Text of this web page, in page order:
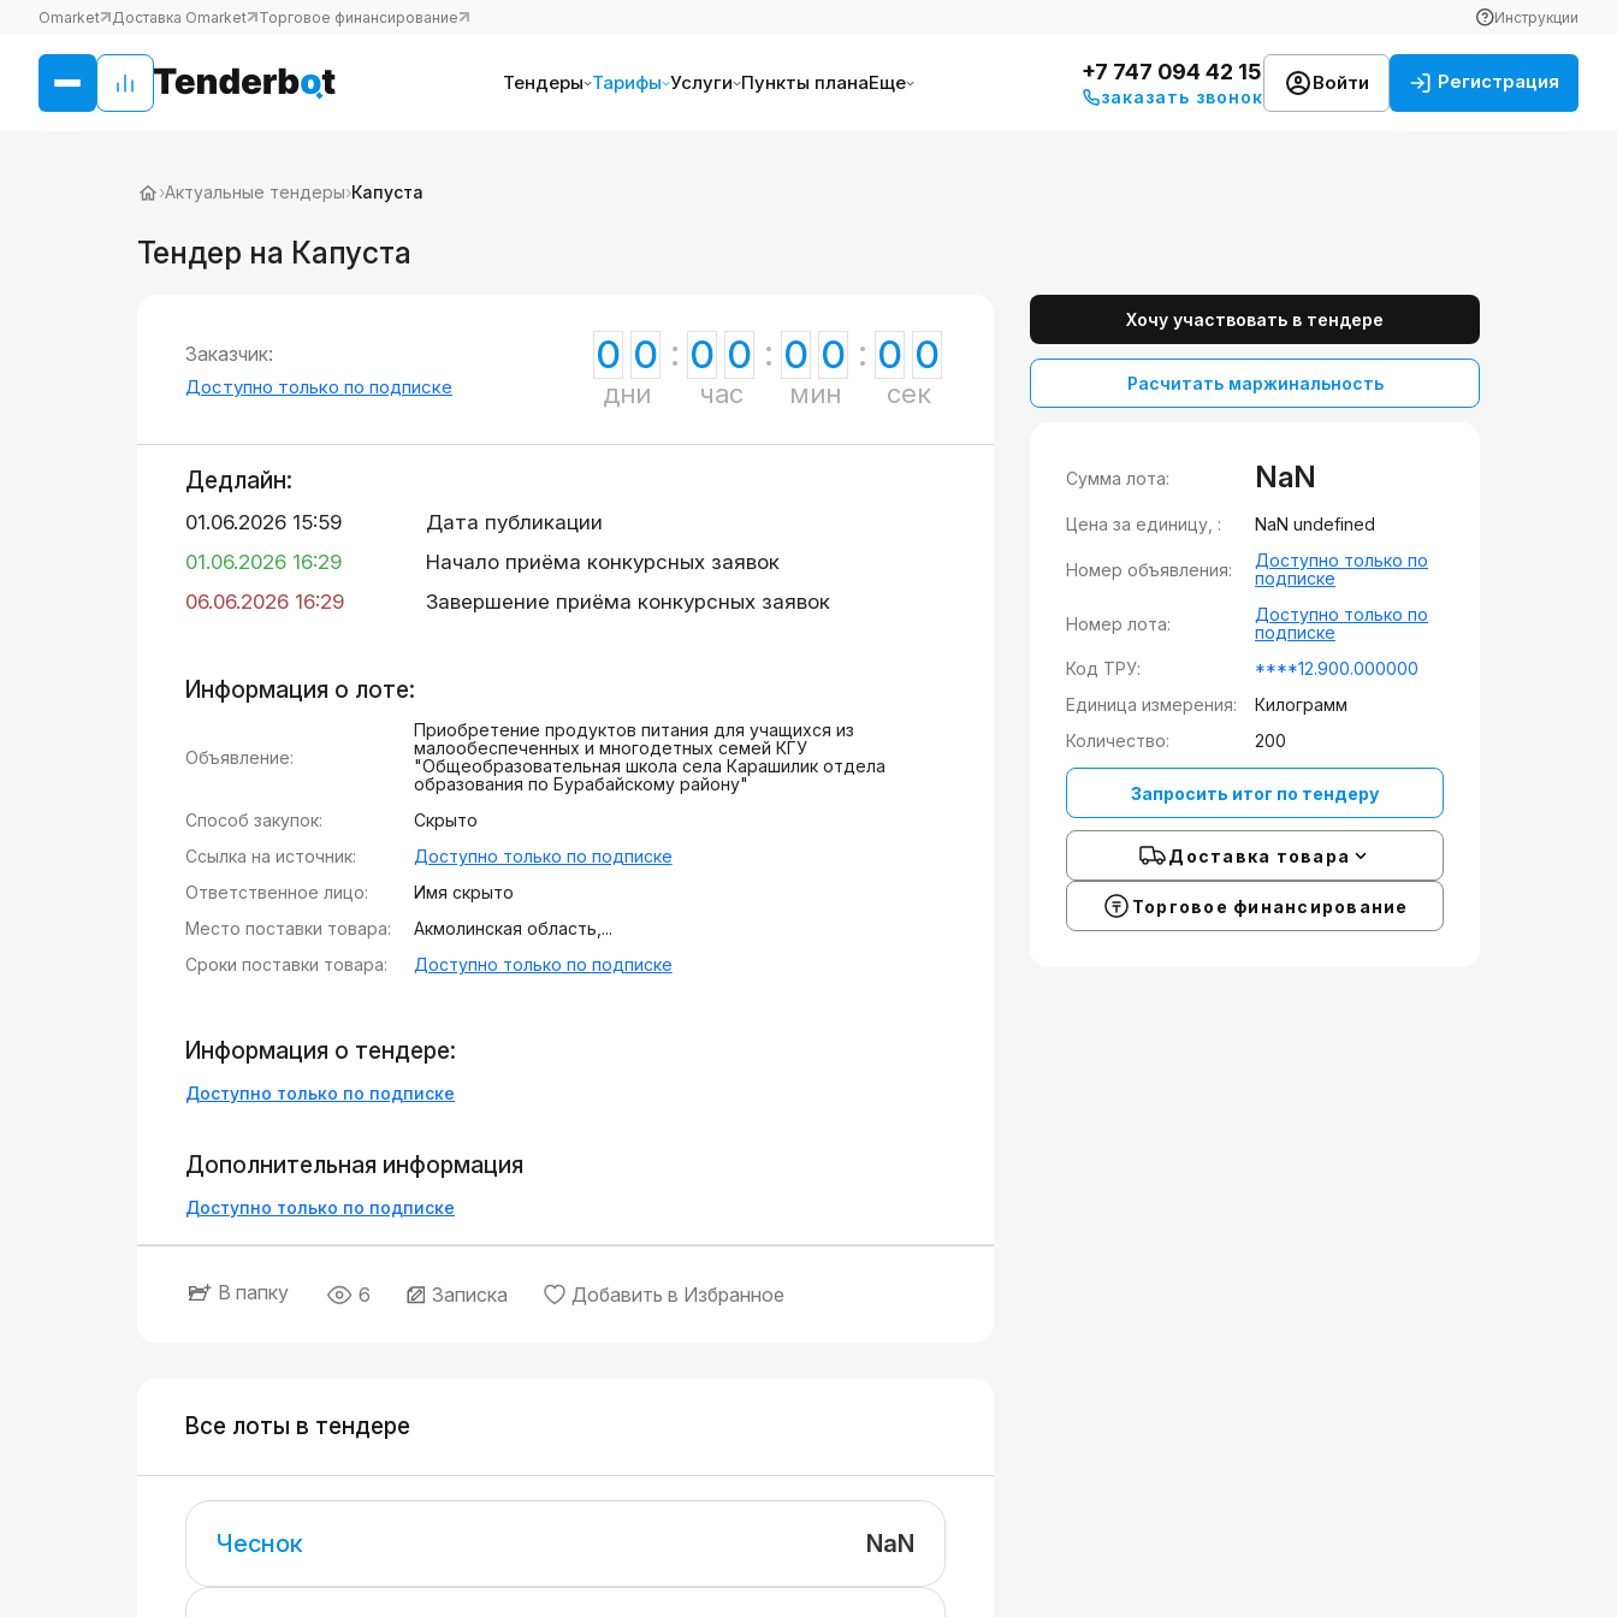
Omarket Доставка Omarket Торговое финансирование Инструкции
Тендеры Тарифы Услуги Пункты планаЕще +7 747 094 42 15
заказать звонок
Войти Регистрация
›Актуальные тендеры›Капуста
Тендер на Капуста
Заказчик:
Доступно только по подписке
0 0
дни
0 0
час
0 0
мин
0 0
сек
Дедлайн:
01.06.2026 15:59
Дата публикации
01.06.2026 16:29
Начало приёма конкурсных заявок
06.06.2026 16:29
Завершение приёма конкурсных заявок
Информация о лоте:
Объявление:
Приобретение продуктов питания для учащихся из
малообеспеченных и многодетных семей КГУ
"Общеобразовательная школа села Карашилик отдела
образования по Бурабайскому району"
Способ закупок:
Скрыто
Ссылка на источник:
Доступно только по подписке
Ответственное лицо:
Имя скрыто
Место поставки товара:
Акмолинская область,...
Сроки поставки товара:
Доступно только по подписке
Информация о тендере:
Доступно только по подписке
Дополнительная информация
Доступно только по подписке
В папку 6 Записка Добавить в Избранное
Все лоты в тендере
Чеснок NaN
Хочу участвовать в тендере
Расчитать маржинальность
Сумма лота: NaN
Цена за единицу, : NaN undefined
Номер объявления:
Доступно только по
подписке
Номер лота:
Доступно только по
подписке
Код ТРУ:
****12.900.000000
Единица измерения:
Килограмм
Количество:
200
Запросить итог по тендеру
Доставка товара
Торговое финансирование